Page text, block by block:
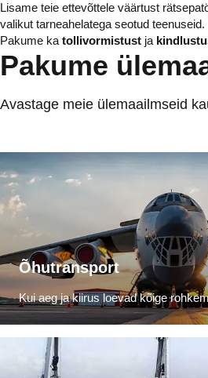
Lisame teie ettevõttele väärtust
valikut tarneahelatega seotud teenuseid.
Pakume ka tollivormistust ja
Pakume
Avastage meie ülemaailmseid
Õhutransport
Kui aeg ja kiirus loevad kõige